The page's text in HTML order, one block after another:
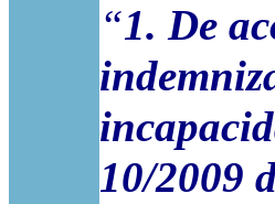
“1. De
10/2009